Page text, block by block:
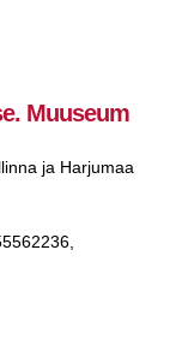
Muuseum
ja Harjumaa